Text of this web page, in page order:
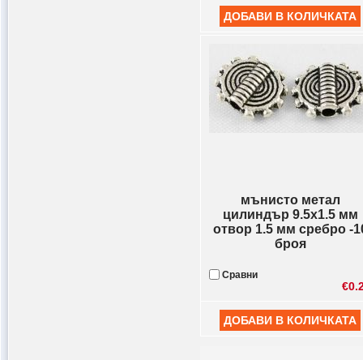
мънисто метал
цилиндър 9.5x1.5 мм
отвор 1.5 мм сребро -
броя
Сравни